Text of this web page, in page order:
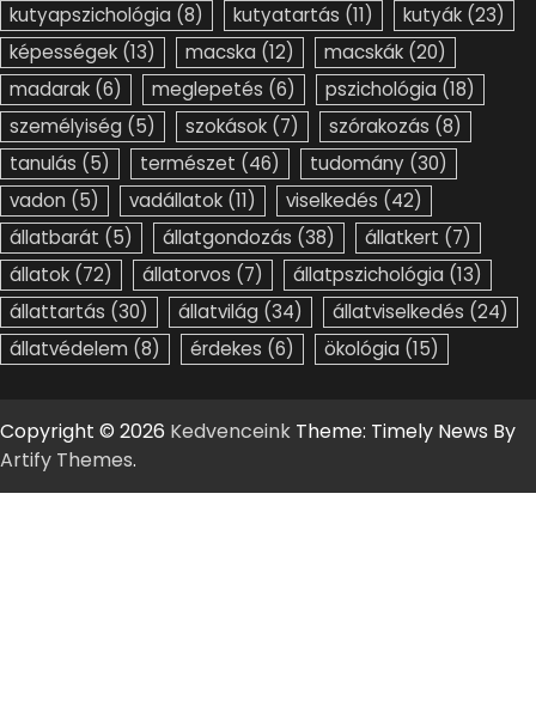
kutyapszichológia (8) kutyatartás (11) kutyák (23)
képességek (13) macska (12) macskák (20)
madarak (6) meglepetés (6) pszichológia (18)
személyiség (5) szokások (7) szórakozás (8)
tanulás (5) természet (46) tudomány (30)
vadon (5) vadállatok (11) viselkedés (42)
állatbarát (5) állatgondozás (38) állatkert (7)
állatok (72) állatorvos (7) állatpszichológia (13)
állattartás (30) állatvilág (34) állatviselkedés (24)
állatvédelem (8) érdekes (6) ökológia (15)
Copyright © 2026 Kedvenceink Theme: Timely News By
Artify Themes.